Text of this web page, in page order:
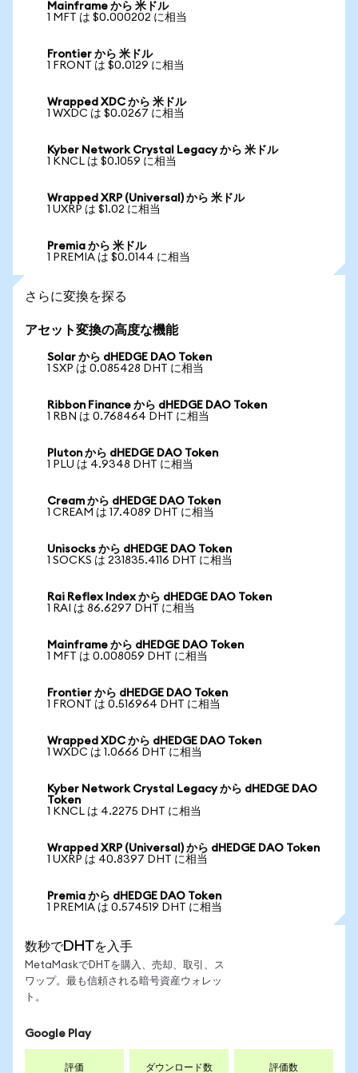
Mainframe から 米ドル
1 MFT は $0.000202 に相当
Frontier から 米ドル
1 FRONT は $0.0129 に相当
Wrapped XDC から 米ドル
1 WXDC は $0.0267 に相当
Kyber Network Crystal Legacy から 米ドル
1 KNCL は $0.1059 に相当
Wrapped XRP (Universal) から 米ドル
1 UXRP は $1.02 に相当
Premia から 米ドル
1 PREMIA は $0.0144 に相当
さらに変換を探る
アセット変換の高度な機能
Solar から dHEDGE DAO Token
1 SXP は 0.085428 DHT に相当
Ribbon Finance から dHEDGE DAO Token
1 RBN は 0.768464 DHT に相当
Pluton から dHEDGE DAO Token
1 PLU は 4.9348 DHT に相当
Cream から dHEDGE DAO Token
1 CREAM は 17.4089 DHT に相当
Unisocks から dHEDGE DAO Token
1 SOCKS は 231835.4116 DHT に相当
Rai Reflex Index から dHEDGE DAO Token
1 RAI は 86.6297 DHT に相当
Mainframe から dHEDGE DAO Token
1 MFT は 0.008059 DHT に相当
Frontier から dHEDGE DAO Token
1 FRONT は 0.516964 DHT に相当
Wrapped XDC から dHEDGE DAO Token
1 WXDC は 1.0666 DHT に相当
Kyber Network Crystal Legacy から dHEDGE DAO
Token
1 KNCL は 4.2275 DHT に相当
Wrapped XRP (Universal) から dHEDGE DAO Token
1 UXRP は 40.8397 DHT に相当
Premia から dHEDGE DAO Token
1 PREMIA は 0.574519 DHT に相当
数秒でDHTを入手
MetaMaskでDHTを購入、売却、取引、ス
ワップ。最も信頼される暗号資産ウォレッ
ト。
Google Play
評価 ダウンロード数 評価数